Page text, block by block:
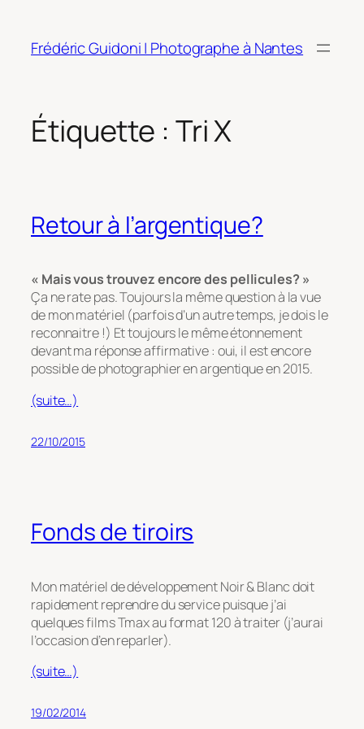
contenu
Frédéric Guidoni | Photographe à Nantes
Étiquette : Tri X
Retour à l’argentique?
« Mais vous trouvez encore des pellicules? »
Ça ne rate pas. Toujours la même question à la vue
de mon matériel (parfois d’un autre temps, je dois le
reconnaitre !) Et toujours le même étonnement
devant ma réponse affirmative : oui, il est encore
possible de photographier en argentique en 2015.
(suite…)
22/10/2015
Fonds de tiroirs
Mon matériel de développement Noir & Blanc doit
rapidement reprendre du service puisque j’ai
quelques films Tmax au format 120 à traiter (j’aurai
l’occasion d’en reparler).
(suite…)
19/02/2014